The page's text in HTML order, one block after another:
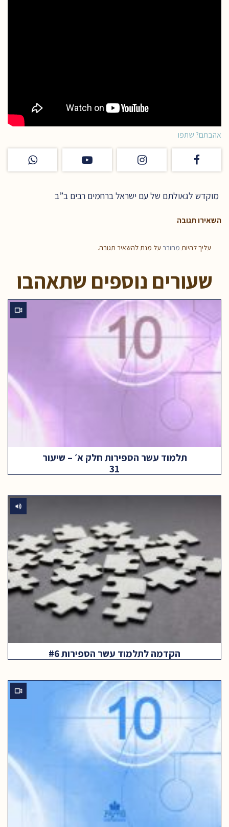
אהבתם? שתפו
מוקדש לגאולתם של עם ישראל ברחמים רבים ב”ב
השאירו תגובה
עליך להיות מחובר על מנת להשאיר תגובה.
שעורים נוספים שתאהבו
תלמוד עשר הספירות חלק א׳ – שיעור
31
הקדמה לתלמוד עשר הספירות #6